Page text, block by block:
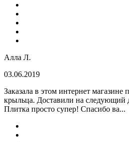
Алла Л.
03.06.2019
Заказала в этом интернет магазине
крыльца. Доставили на следующий
Плитка просто супер! Спасибо ва...